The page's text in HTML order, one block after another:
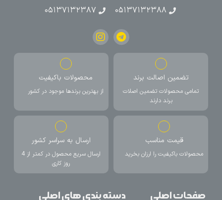
۰۵۱۳۷۱۳۲۳۸۸
۰۵۱۳۷۱۳۲۳۸۷
تضمین اصالت برند
تمامی محصولات تضمین اصلات
برند دارند
محصولات باکیفیت
از بهترین برندها موجود در کشور
قیمت مناسب
محصولات باکیفیت را ارزان بخرید
ارسال به سراسر کشور
ارسال سریع محصول در کمتر از 4
روز کاری
صفحات اصلی دسته بندی های اصلی